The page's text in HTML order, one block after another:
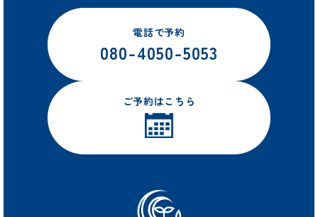
電話で予約
080-4050-5053
ご予約はこちら